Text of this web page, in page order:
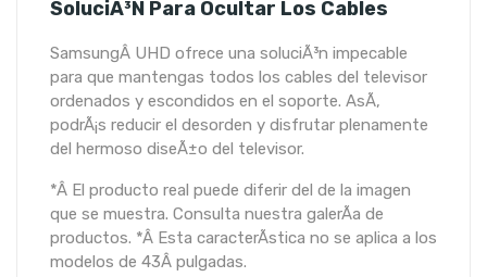
SoluciÃ³n Para Ocultar Los Cables
SamsungÂ UHD ofrece una soluciÃ³n impecable
para que mantengas todos los cables del televisor
ordenados y escondidos en el soporte. AsÃ­,
podrÃ¡s reducir el desorden y disfrutar plenamente
del hermoso diseÃ±o del televisor.
*Â El producto real puede diferir del de la imagen
que se muestra. Consulta nuestra galerÃ­a de
productos. *Â Esta caracterÃ­stica no se aplica a los
modelos de 43Â pulgadas.